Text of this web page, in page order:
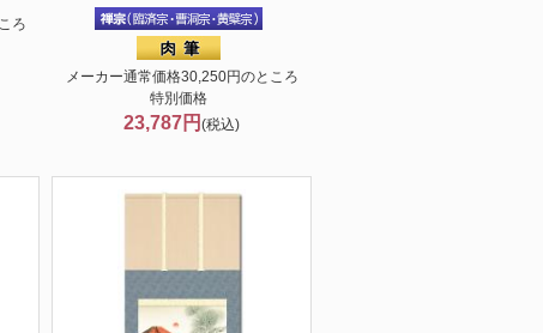
ろ
メーカー通常価格30,250円のところ
特別価格
23,787円 (税込)